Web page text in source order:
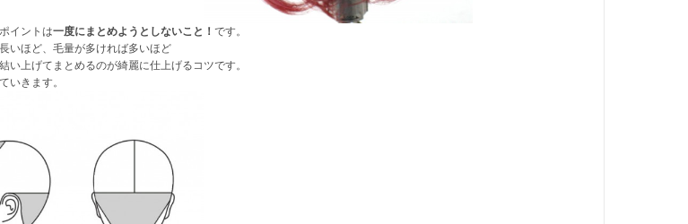
イントは一度にまとめようとしないこと！です。
いほど、毛量が多ければ多いほど
い上げてまとめるのが綺麗に仕上げるコツです。
いきます。